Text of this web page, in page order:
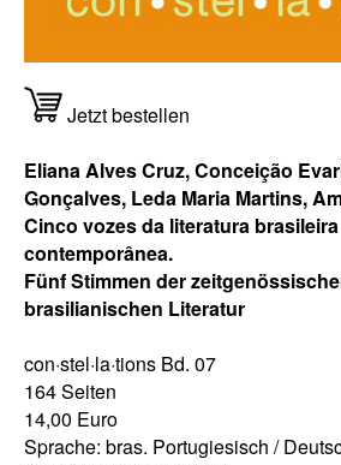
Jetzt bestellen
Eliana Alves Cruz, Conceição
Gonçalves, Leda Maria Martins,
Cinco vozes da literatura brasileira
contemporânea.
Fünf Stimmen der
brasilianischen Literatur
con·stel·la·tions Bd. 07
164 Seiten
14,00 Euro
Sprache: bras. Portugiesisch /